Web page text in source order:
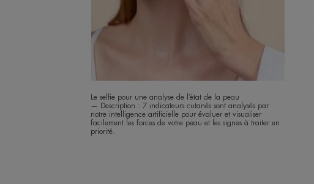
Le selfie pour une analyse de l’état de la peau
— Description : 7 indicateurs cutanés sont analysés par
notre intelligence artificielle pour évaluer et visualiser
facilement les forces de votre peau et les signes à traiter en
priorité.